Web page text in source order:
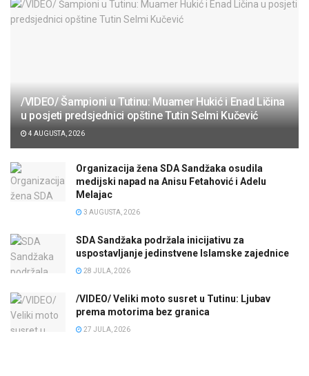
/VIDEO/ Šampioni u Tutinu: Muamer Hukić i Enad Ličina
u posjeti predsjednici opštine Tutin Selmi Kučević
4 AUGUSTA, 2026
Organizacija žena SDA Sandžaka osudila
medijski napad na Anisu Fetahović i Adelu
Melajac
3 AUGUSTA, 2026
SDA Sandžaka podržala inicijativu za
uspostavljanje jedinstvene Islamske zajednice
28 JULA, 2026
/VIDEO/ Veliki moto susret u Tutinu: Ljubav
prema motorima bez granica
27 JULA, 2026